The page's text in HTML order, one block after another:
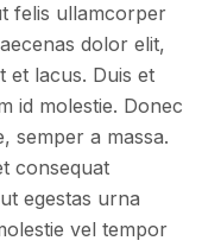
felis ullamcorper
dolor elit,
et lacus. Duis et
id molestie. Donec
semper a massa.
consequat
egestas urna
vel tempor